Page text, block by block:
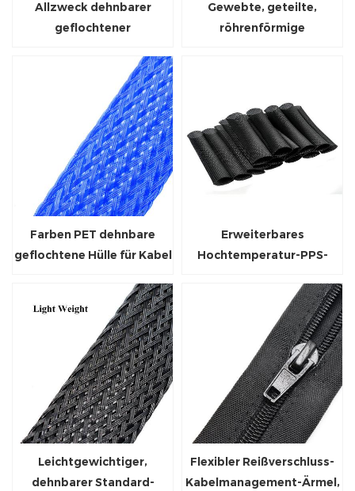
Allzweck dehnbarer
geflochtener
Gewebte, geteilte,
röhrenförmige
Farben PET dehnbare
geflochtene Hülle für Kabel
Erweiterbares
Hochtemperatur-PPS-
Leichtgewichtiger,
dehnbarer Standard-
Flexibler Reißverschluss-
Kabelmanagement-Ärmel,